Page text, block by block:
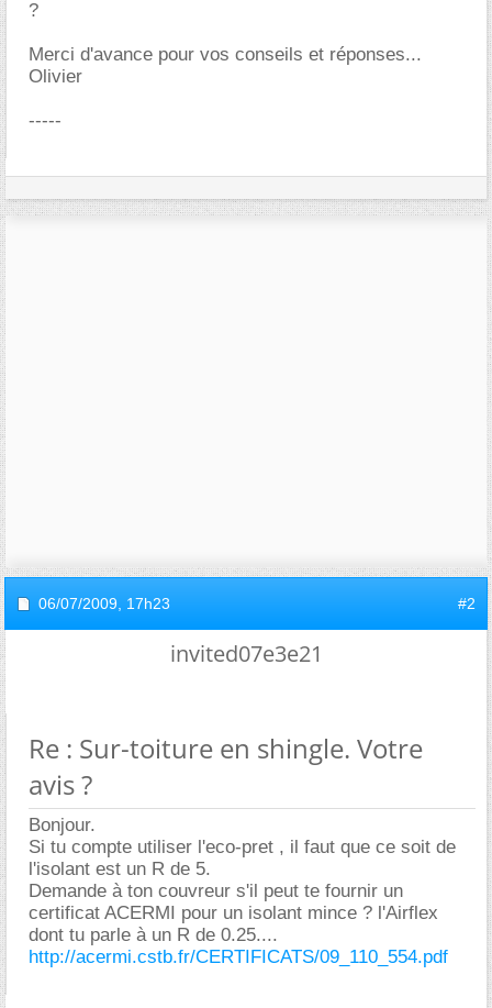
?
Merci d'avance pour vos conseils et réponses...
Olivier
-----
06/07/2009, 17h23 #2
invited07e3e21
Re : Sur-toiture en shingle. Votre
avis ?
Bonjour.
Si tu compte utiliser l'eco-pret , il faut que ce soit de
l'isolant est un R de 5.
Demande à ton couvreur s'il peut te fournir un
certificat ACERMI pour un isolant mince ? l'Airflex
dont tu parle à un R de 0.25....
http://acermi.cstb.fr/CERTIFICATS/09_110_554.pdf